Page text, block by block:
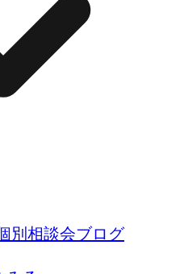
別相談会ブログ